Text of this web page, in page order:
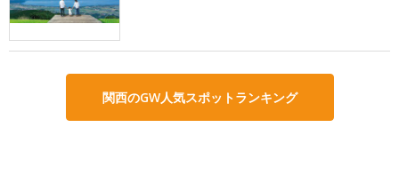
関西のGW人気スポットランキング